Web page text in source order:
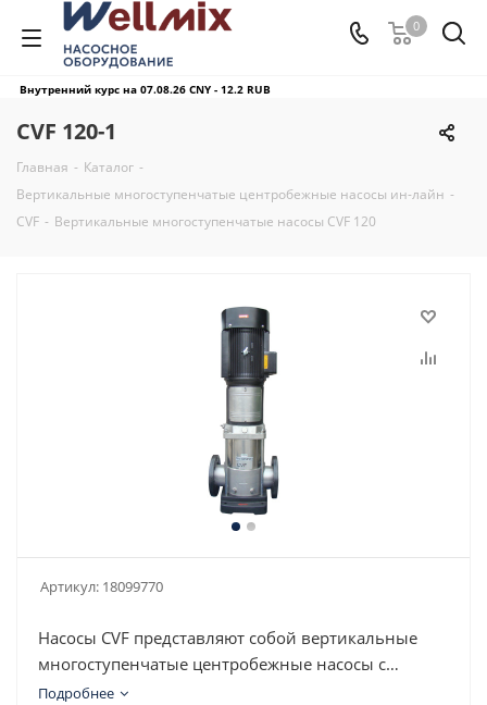
0
Внутренний курс на 07.08.26 CNY - 12.2 RUB
CVF 120-1
Главная - Каталог -
Вертикальные многоступенчатые центробежные насосы ин-лайн -
CVF - Вертикальные многоступенчатые насосы CVF 120
Артикул: 18099770
Насосы CVF представляют собой вертикальные
многоступенчатые центробежные насосы с
нормальным всасыванием со стандартным
Подробнее